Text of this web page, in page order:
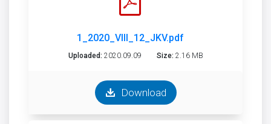
1_2020_VIII_12_JKV.pdf
Uploaded: 2020.09.09 Size: 2.16 MB
Download